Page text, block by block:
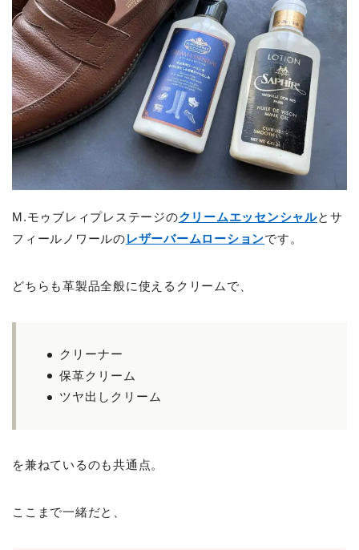
M.モゥブレィプレステージのクリームエッセンシャルとサ
フィールノワールのレザーバームローションです。
どちらも革製品全般に使えるクリームで、
クリーナー
保革クリーム
ツヤ出しクリーム
を兼ねているのも共通点。
ここまで一緒だと、